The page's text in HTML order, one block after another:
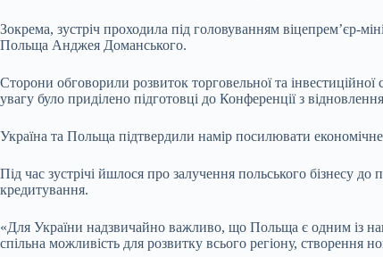
Зокрема, зустріч проходила під головуванням віцепрем’єр-
Польща Анджея Доманського.
Сторони обговорили розвиток торговельної та інвестиційної
увагу було приділено підготовці до Конференції з
Україна та Польща підтвердили намір посилювати
Під час зустрічі йшлося про залучення польського бізнесу
кредитування.
«Для України надзвичайно важливо, що Польща є одним із
спільна можливість для розвитку всього регіону, створення